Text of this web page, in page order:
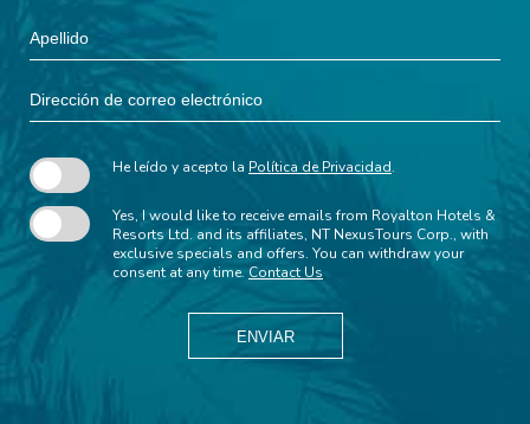
Apellido
Dirección
de
electrónico
He leído y acepto la Política de Privacidad.
Yes, I would like to receive emails from Royalton Hotels &
Resorts Ltd. and its affiliates, NT NexusTours Corp., with
exclusive specials and offers. You can withdraw your
consent at any time.Contact Us
ENVIAR